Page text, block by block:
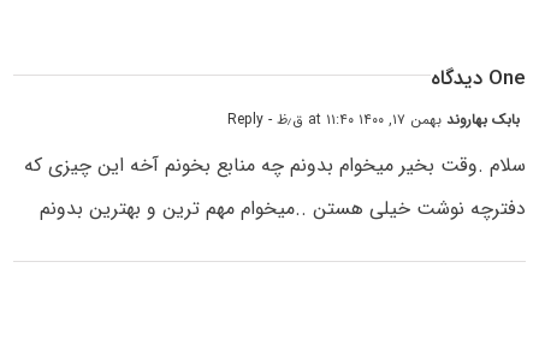
One دیدگاه
بابک بهاروندبهمن ۱۷, ۱۴۰۰ at ۱۱:۴۰ ق٫ظ - Reply
سلام .وقت بخیر میخوام بدونم چه منابع بخونم آخه این چیزی که
دفترچه نوشت خیلی هستن ..میخوام مهم ترین و بهترین بدونم